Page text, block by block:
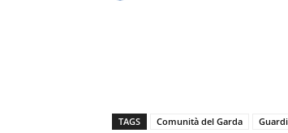
TAGS Comunità del Garda